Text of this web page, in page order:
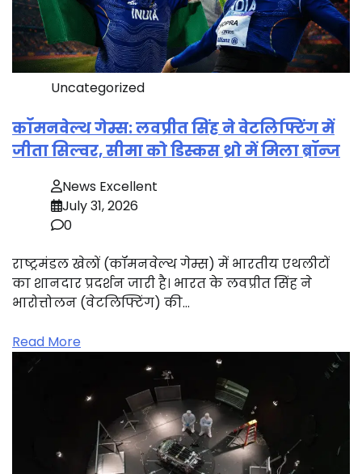
Uncategorized
कॉमनवेल्थ गेम्स: लवप्रीत सिंह ने वेटलिफ्टिंग में
जीता सिल्वर, सीमा को डिस्कस थ्रो में मिला ब्रॉन्ज
News Excellent
July 31, 2026
0
राष्ट्रमंडल खेलों (कॉमनवेल्थ गेम्स) में भारतीय एथलीटों
का शानदार प्रदर्शन जारी है। भारत के लवप्रीत सिंह ने
भारोत्तोलन (वेटलिफ्टिंग) की…
Read More